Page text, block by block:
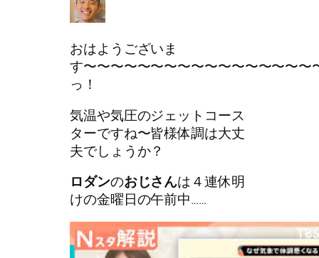
おはようございま
す〜〜〜〜〜〜〜〜〜〜〜〜〜〜〜〜〜
っ！
気温や気圧のジェットコース
ターですね〜皆様体調は大丈
夫でしょうか？
ロダンのおじさんは４連休明
けの金曜日の午前中……